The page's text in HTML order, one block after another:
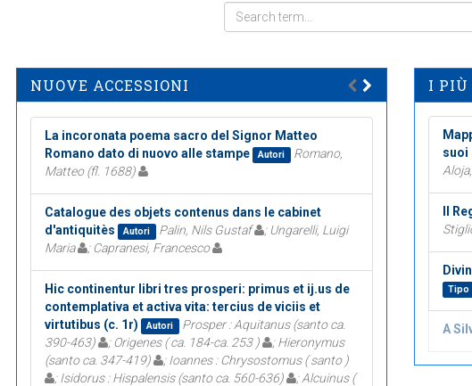
NUOVE ACCESSIONI
La incoronata poema sacro del Signor Matteo
Romano dato di nuovo alle stampe
Autori
Romano,
Matteo (fl. 1688)
Catalogue des objets contenus dans le cabinet
d'antiquitès
Autori Palin, Nils Gustaf
; Ungarelli, Luigi
Maria
; Capranesi, Francesco
Hic continentur libri tres prosperi: primus et ij.us de
contemplativa et activa vita: tercius de viciis et
virtutibus (c. 1r)
Autori
Prosper : Aquitanus (santo ca.
390-463)
; Origenes ( ca. 184-ca. 253 )
; Hieronymus
(santo ca. 347-419)
; Ioannes : Chrysostomus ( santo )
; Isidorus : Hispalensis (santo ca. 560-636)
; Alcuinus (
I PIÙ
suoi
Il
Tipo
A